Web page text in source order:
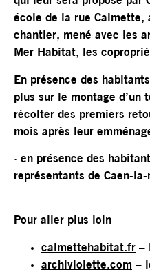
école de la rue Calmette,
chantier, mené avec les
Mer Habitat, les
En présence des
plus sur le montage
récolter des premiers
mois après leur
· en présence des
représentants de Caen-
Pour aller plus loin
calmettehabitat.fr –
archiviolette.com –